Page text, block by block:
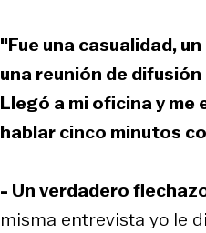
"Fue una casualidad,
una reunión de
Llegó a mi oficina y me
hablar cinco minutos
- Un verdadero
misma entrevista yo le